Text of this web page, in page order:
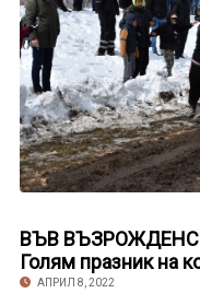
ВЪВ
Голям празник на
АПРИЛ 8, 2022